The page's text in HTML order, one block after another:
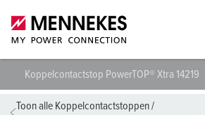
Koppelcontactstop PowerTOP® Xtra 14219
Toon alle Koppelcontactstoppen/